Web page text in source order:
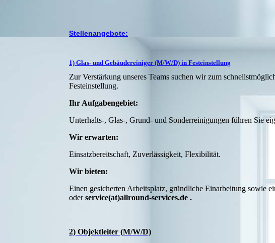
Stellenangebote:
1) Glas- und Gebäudereiniger (M/W/D) in Festeinstellung
Zur Verstärkung unseres Teams suchen wir zum
Festeinstellung.
Ihr Aufgabengebiet:
Unterhalts-, Glas-, Grund- und Sonderreinigungen führen Sie
Wir erwarten:
Einsatzbereitschaft, Zuverlässigkeit, Flexibilität.
Wir bieten:
Einen gesicherten Arbeitsplatz, gründliche Einarbeitung sowie
oderservice(at)allround-services.de .
2) Objektleiter (M/W/D)